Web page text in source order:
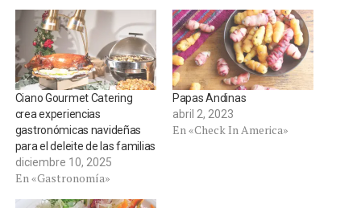
Ciano Gourmet Catering
crea experiencias
gastronómicas navideñas
para el deleite de las familias
diciembre 10, 2025
En «Gastronomía»
Papas Andinas
abril 2, 2023
En «Check In America»